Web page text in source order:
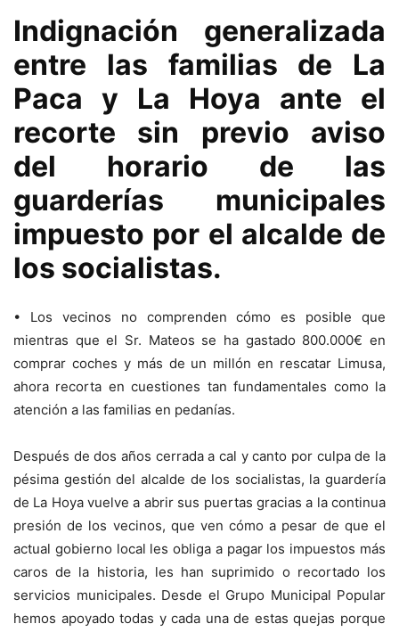
Indignación generalizada
entre las familias de La
Paca y La Hoya ante el
recorte sin previo aviso
del horario de las
guarderías municipales
impuesto por el alcalde de
los socialistas.
• Los vecinos no comprenden cómo es posible que
mientras que el Sr. Mateos se ha gastado 800.000€ en
comprar coches y más de un millón en rescatar Limusa,
ahora recorta en cuestiones tan fundamentales como la
atención a las familias en pedanías.
Después de dos años cerrada a cal y canto por culpa de la
pésima gestión del alcalde de los socialistas, la guardería
de La Hoya vuelve a abrir sus puertas gracias a la continua
presión de los vecinos, que ven cómo a pesar de que el
actual gobierno local les obliga a pagar los impuestos más
caros de la historia, les han suprimido o recortado los
servicios municipales. Desde el Grupo Municipal Popular
hemos apoyado todas y cada una de estas quejas porque